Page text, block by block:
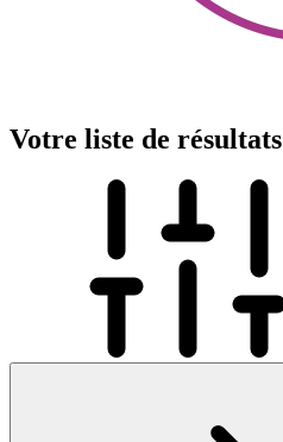
Votre liste de résultats